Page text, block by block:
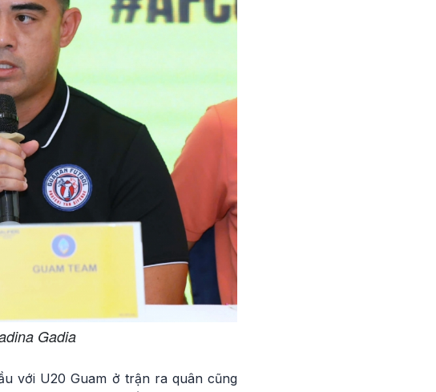
Gadia
với U20 Guam ở trận ra quân cũng